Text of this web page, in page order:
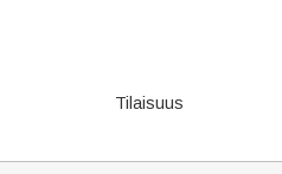
Tilaisuus